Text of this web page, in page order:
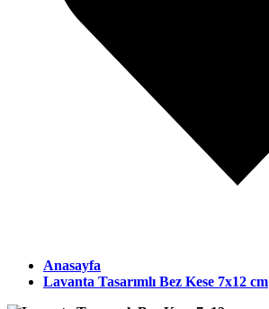
Anasayfa
Lavanta Tasarımlı Bez Kese 7x12 cm